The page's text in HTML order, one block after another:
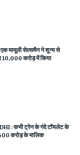
मामूली सेल्समैन ने शून्य से
10,000 करोड़ में किया
: कभी ट्रेन के गंदे टॉयलेट के
करोड़ के मालिक